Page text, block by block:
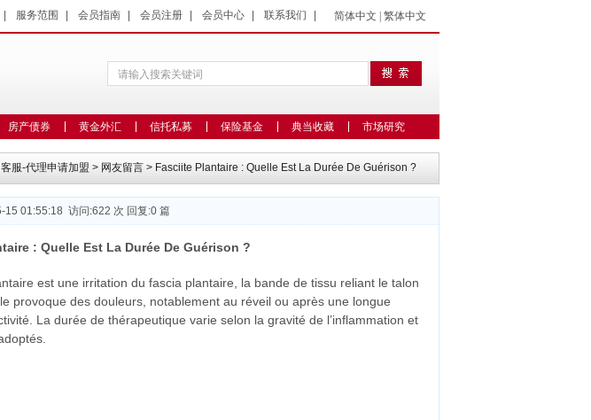
房产债券 黄金外汇 信托私募 保险基金 典当收藏 市场研究
服务范围 会员指南 会员注册 会员中心 联系我们 简体中文 繁体中文
15 01:55:18 访问:622 次 回复:0 篇
: Quelle Est La Durée De Guérison ?
est une irritation du fascia plantaire, la bande de tissu reliant le talon
provoque des douleurs, notablement au réveil ou après une longue
La durée de thérapeutique varie selon la gravité de l’inflammation et
服-代理申请加盟 > 网友留言 > Fasciite Plantaire : Quelle Est La Durée De Guérison ?